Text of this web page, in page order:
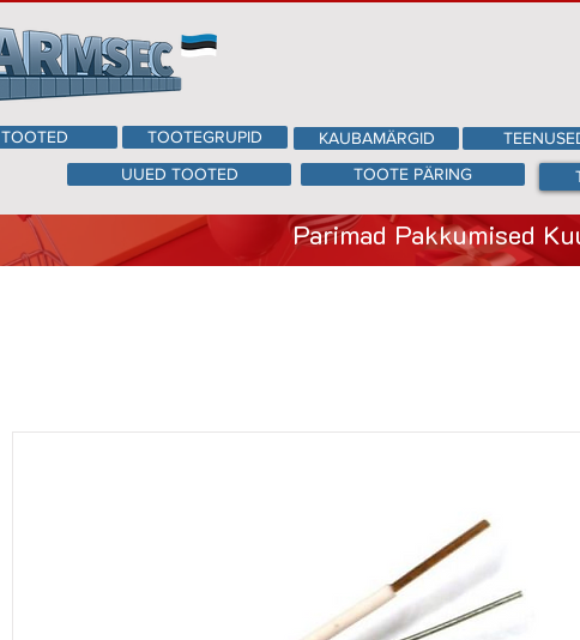
TOOTED
TOOTEGRUPID
UUED TOOTED
KAUBAMÄRGID
TOOTE PÄRING
Parimad Pakkumised